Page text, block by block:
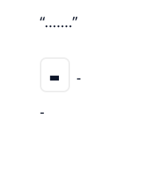
“.......”
-
-
-